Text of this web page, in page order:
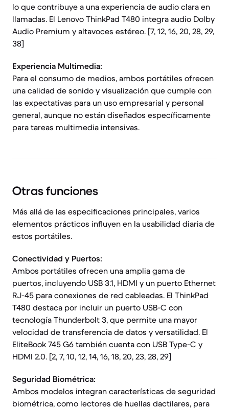
lo que contribuye a una experiencia de audio clara en
llamadas. El Lenovo ThinkPad T480 integra audio Dolby
Audio Premium y altavoces estéreo. [7, 12, 16, 20, 28, 29,
38]
Experiencia Multimedia:
Para el consumo de medios, ambos portátiles ofrecen
una calidad de sonido y visualización que cumple con
las expectativas para un uso empresarial y personal
general, aunque no están diseñados específicamente
para tareas multimedia intensivas.
Otras funciones
Más allá de las especificaciones principales, varios
elementos prácticos influyen en la usabilidad diaria de
estos portátiles.
Conectividad y Puertos:
Ambos portátiles ofrecen una amplia gama de
puertos, incluyendo USB 3.1, HDMI y un puerto Ethernet
RJ-45 para conexiones de red cableadas. El ThinkPad
T480 destaca por incluir un puerto USB-C con
tecnología Thunderbolt 3, que permite una mayor
velocidad de transferencia de datos y versatilidad. El
EliteBook 745 G6 también cuenta con USB Type-C y
HDMI 2.0. [2, 7, 10, 12, 14, 16, 18, 20, 23, 28, 29]
Seguridad Biométrica:
Ambos modelos integran características de seguridad
biométrica, como lectores de huellas dactilares, para